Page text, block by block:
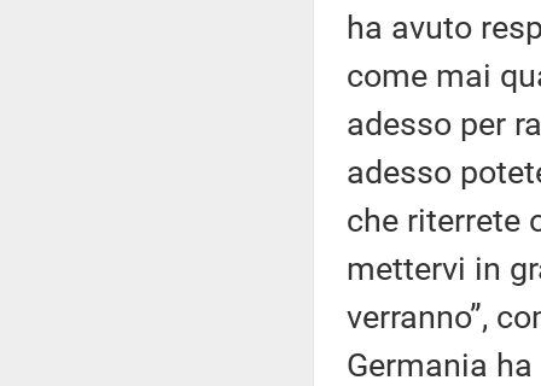
ha avuto
come mai
adesso per
adesso
che riterrete
mettervi in
verranno”,
Germania